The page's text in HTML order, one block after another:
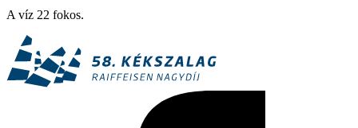
A víz 22 fokos.